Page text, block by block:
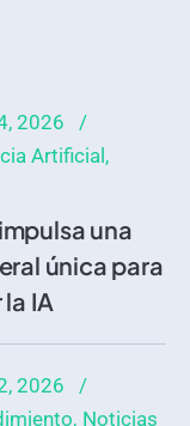
2026
Artificial
una
única para
IA
2026
Noticias